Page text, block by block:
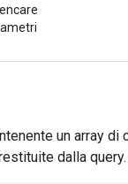
un array di
dalla